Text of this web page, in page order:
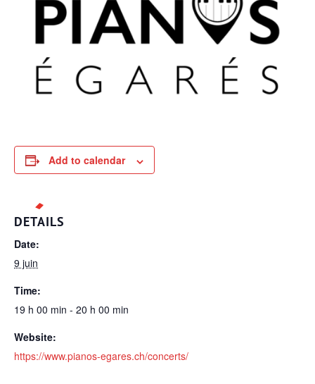
Add to calendar
DETAILS
Date:
9 juin
Time:
19 h 00 min - 20 h 00 min
Website:
https://www.pianos-egares.ch/concerts/